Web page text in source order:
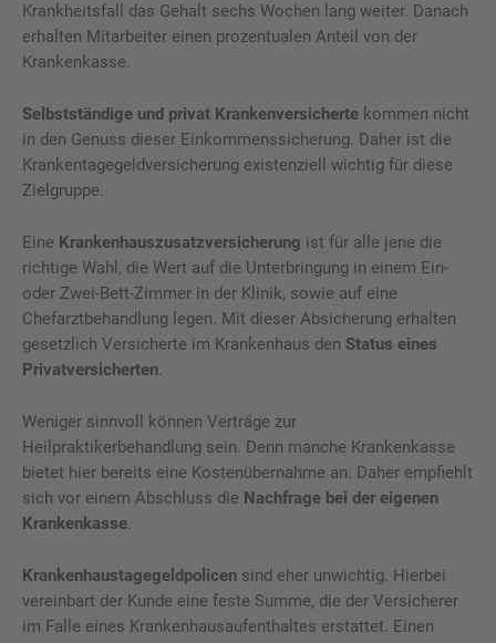
Krankheitsfall das Gehalt sechs Wochen lang weiter. Danach
erhalten Mitarbeiter einen prozentualen Anteil von der
Krankenkasse.
Selbstständige und privat Krankenversicherte kommen nicht
in den Genuss dieser Einkommenssicherung. Daher ist die
Krankentagegeldversicherung existenziell wichtig für diese
Zielgruppe.
Eine Krankenhauszusatzversicherung ist für alle jene die
richtige Wahl, die Wert auf die Unterbringung in einem Ein-
oder Zwei-Bett-Zimmer in der Klinik, sowie auf eine
Chefarztbehandlung legen. Mit dieser Absicherung erhalten
gesetzlich Versicherte im Krankenhaus den Status eines
Privatversicherten.
Weniger sinnvoll können Verträge zur
Heilpraktikerbehandlung sein. Denn manche Krankenkasse
bietet hier bereits eine Kostenübernahme an. Daher empfiehlt
sich vor einem Abschluss die Nachfrage bei der eigenen
Krankenkasse.
Krankenhaustagegeldpolicen sind eher unwichtig. Hierbei
vereinbart der Kunde eine feste Summe, die der Versicherer
im Falle eines Krankenhausaufenthaltes erstattet. Einen